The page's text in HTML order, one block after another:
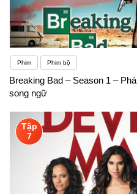
Phim Phim bộ
Breaking Bad – Season 1 –
song ngữ
Tập
7